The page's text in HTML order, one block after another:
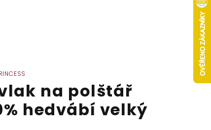
na polštář
hedvábí velký